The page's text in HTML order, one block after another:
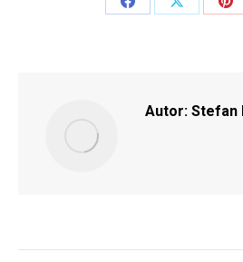
Share
Share
Autor: Stefan